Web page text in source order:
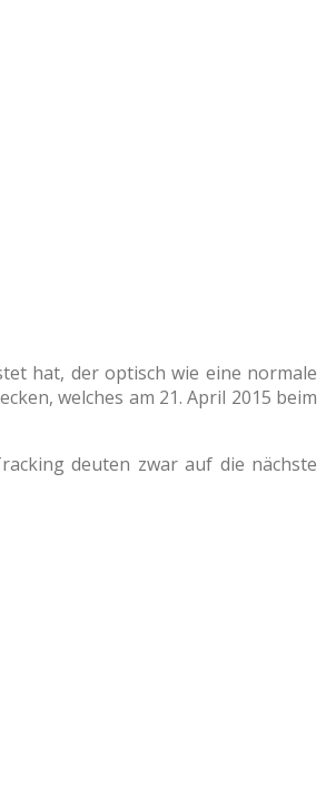
hat, der optisch wie eine normale
welches am 21. April 2015 beim
deuten zwar auf die nächste